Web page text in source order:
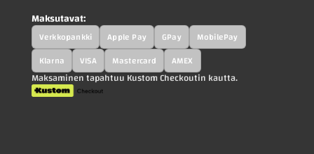
Maksutavat:
Verkkopankki Apple Pay GPay
MobilePay
Klarna
VISA Mastercard AMEX
Maksaminen tapahtuu Kustom Checkoutin kautta.